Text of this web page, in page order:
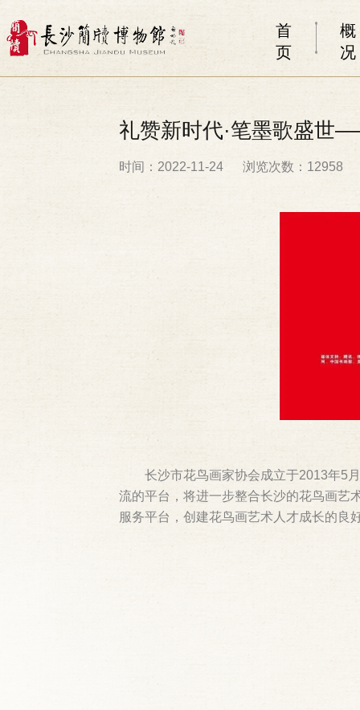
首
页
概
况
礼赞新时代·笔墨歌盛世
时间：2022-11-24 浏览次数：12958
长沙市花鸟画家协会成立于2013年5
流的平台，将进一步整合长沙的花鸟画艺
服务平台，创建花鸟画艺术人才成长的良